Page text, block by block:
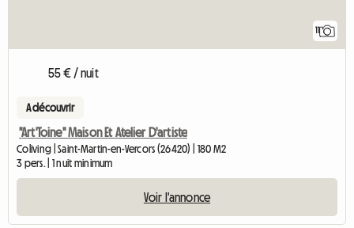
55 € / nuit
A découvrir
"Art'Toine" Maison Et Atelier D'artiste
Coliving | Saint-Martin-en-Vercors (26420) | 180 M2
3 pers. | 1 nuit minimum
Voir l'annonce